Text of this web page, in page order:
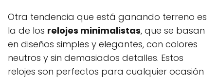
Otra tendencia que está ganando terreno es
la de los relojes minimalistas, que se basan
en diseños simples y elegantes, con colores
neutros y sin demasiados detalles. Estos
relojes son perfectos para cualquier ocasión